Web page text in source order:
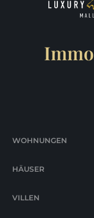
WOHNUNGEN
HÄUSER
VILLEN